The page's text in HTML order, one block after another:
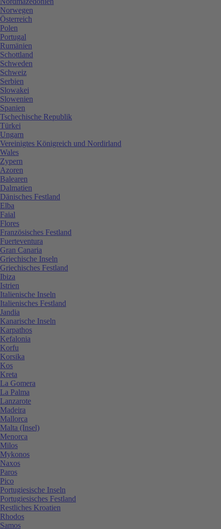
Norwegen
Österreich
Polen
Portugal
Rumänien
Schottland
Schweden
Schweiz
Serbien
Slowakei
Slowenien
Spanien
Tschechische Republik
Türkei
Ungarn
Vereinigtes Königreich und Nordirland
Wales
Zypern
Azoren
Balearen
Dalmatien
Dänisches Festland
Elba
Faial
Flores
Französisches Festland
Fuerteventura
Gran Canaria
Griechische Inseln
Griechisches Festland
Ibiza
Istrien
Italienische Inseln
Italienisches Festland
Jandia
Kanarische Inseln
Karpathos
Kefalonia
Korfu
Korsika
Kos
Kreta
La Gomera
La Palma
Lanzarote
Madeira
Mallorca
Malta (Insel)
Menorca
Milos
Mykonos
Naxos
Paros
Pico
Portugiesische Inseln
Portugiesisches Festland
Restliches Kroatien
Rhodos
Samos